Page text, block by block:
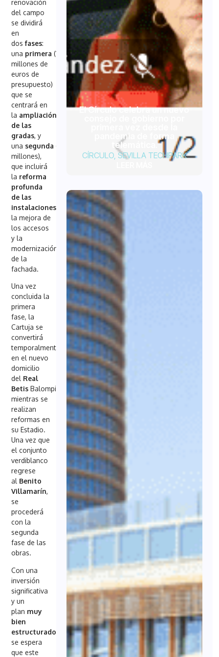
renovación
del campo
se dividirá
en
dosfases:
una primera(12
millones de
euros de
presupuesto)
que se
centrará en
la ampliación
de las
gradas, y
una segunda (100
millones),
que incluirá
la reforma
profunda
de las
instalaciones
la mejora de
los accesos
y la
modernización
de la
fachada.
Una vez
concluida la
primera
fase, la
Cartuja se
convertirá
temporalmente
en el nuevo
domicilio
del Real
Betis Balompié
mientras se
realizan
reformas en
su Estadio.
Una vez que
el conjunto
verdiblanco
regrese
al Benito
Villamarín,
se
procederá
con la
segunda
fase de las
obras.
Con una
inversión
significativa
y un
plan muy
bien
estructurado
se espera
que este
El Círculo celebra un nuevo
pandemia de forma
telemática.
CÍRCULO, SEVILLA TECHPARK